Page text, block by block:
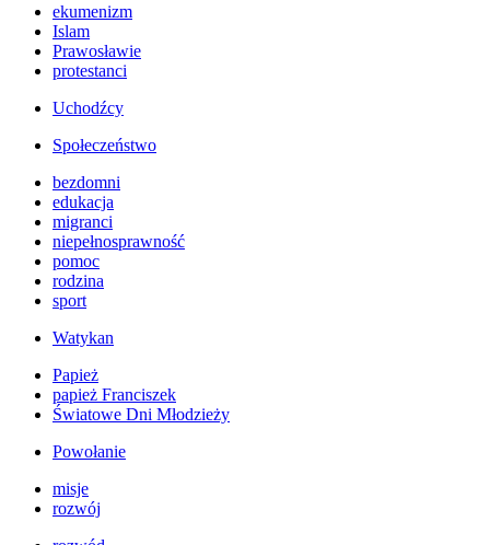
ekumenizm
Islam
Prawosławie
protestanci
Uchodźcy
Społeczeństwo
bezdomni
edukacja
migranci
niepełnosprawność
pomoc
rodzina
sport
Watykan
Papież
papież Franciszek
Światowe Dni Młodzieży
Powołanie
misje
rozwój